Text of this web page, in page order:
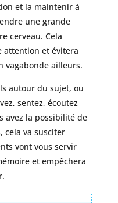
et la maintenir à
une grande
cerveau. Cela
et évitera
vagabonde ailleurs.
autour du sujet, ou
sentez, écoutez
avez la possibilité de
cela va susciter
vont vous servir
et empêchera